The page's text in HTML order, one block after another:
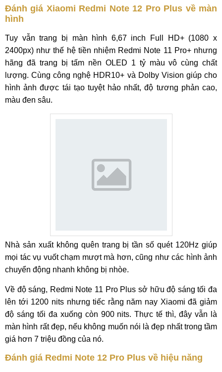
Đánh giá Xiaomi Redmi Note 12 Pro Plus về màn
hình
Tuy vẫn trang bị màn hình 6,67 inch Full HD+ (1080 x
2400px) như thế hệ tiền nhiệm Redmi Note 11 Pro+ nhưng
hãng đã trang bị tấm nền OLED 1 tỷ màu vô cùng chất
lượng. Cùng công nghệ HDR10+ và Dolby Vision giúp cho
hình ảnh được tái tạo tuyệt hảo nhất, độ tương phản cao,
màu đen sâu.
Nhà sản xuất không quên trang bị tần số quét 120Hz giúp
mọi tác vụ vuốt chạm mượt mà hơn, cũng như các hình ảnh
chuyển động nhanh không bị nhòe.
Về độ sáng, Redmi Note 11 Pro Plus sở hữu độ sáng tối đa
lên tới 1200 nits nhưng tiếc rằng năm nay Xiaomi đã giảm
độ sáng tối đa xuống còn 900 nits. Thực tế thì, đây vẫn là
màn hình rất đẹp, nếu không muốn nói là đẹp nhất trong tầm
giá hơn 7 triệu đồng của nó.
Đánh giá Redmi Note 12 Pro Plus về hiệu năng